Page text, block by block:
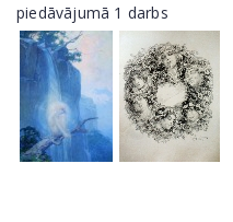
piedāvājumā 1 darbs